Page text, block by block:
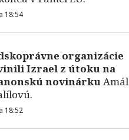
18:54
organizácie
Izrael z útoku na
novinárkuAmál
18:52